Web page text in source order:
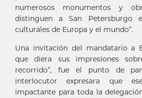
numerosos monumentos y
distinguen a San Petersburgo
culturales de Europa y el mundo”.
Una invitación del mandatario a
que diera sus impresiones
recorrido”, fue el punto de
interlocutor expresara que
impactante para toda la